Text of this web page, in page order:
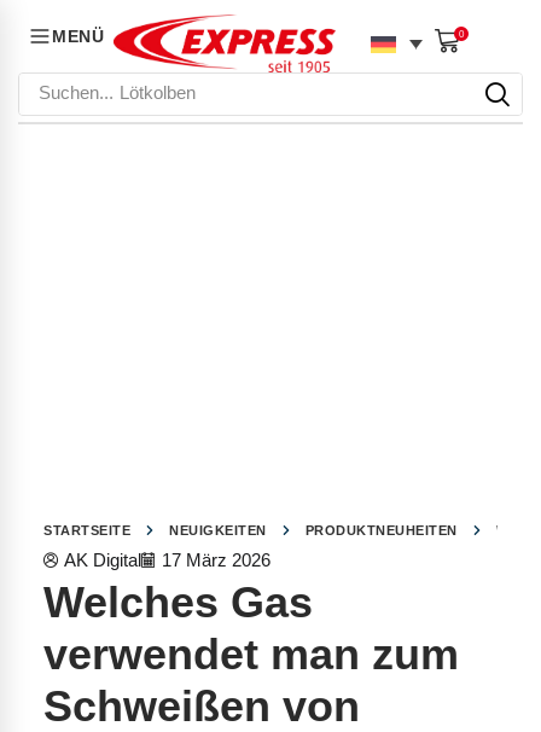
MENÜ 0
Suchen... Lötkolben
STARTSEITE NEUIGKEITEN PRODUKTNEUHEITEN
AK Digital 17 März 2026
Welches Gas
verwendet man zum
Schweißen von